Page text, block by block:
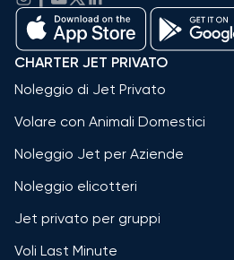
CHARTER JET PRIVATO
Noleggio di Jet Privato
Volare con Animali Domestici
Noleggio Jet per Aziende
Noleggio elicotteri
Jet privato per gruppi
Voli Last Minute